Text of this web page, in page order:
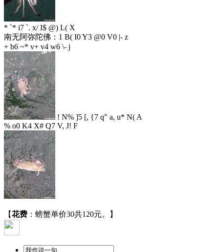
* `* i7 `. x/ I$ @) L( X
南无阿弥陀佛： 1 B( I0 Y3 @0 V0 |- z
+ b6 ~* v+ v4 w6 \- j
! N% ]5 [, {7 q" a, u* N( A
% o0 K4 X# Q7 V, J! F
【花费 ：螃蟹单价30共120元。】